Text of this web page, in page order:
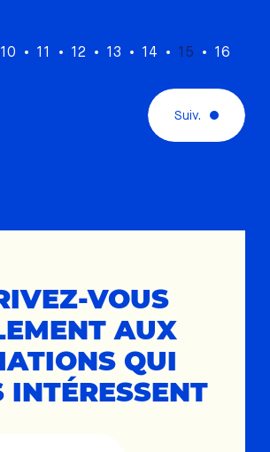
10 11 12 13 14 15 16
Suiv.
VOUS
AUX
QUI
INTÉRESSENT